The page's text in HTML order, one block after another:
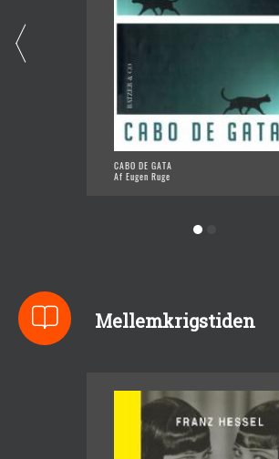
CABO DE GATA
Af Eugen Ruge
Mellemkrigstiden